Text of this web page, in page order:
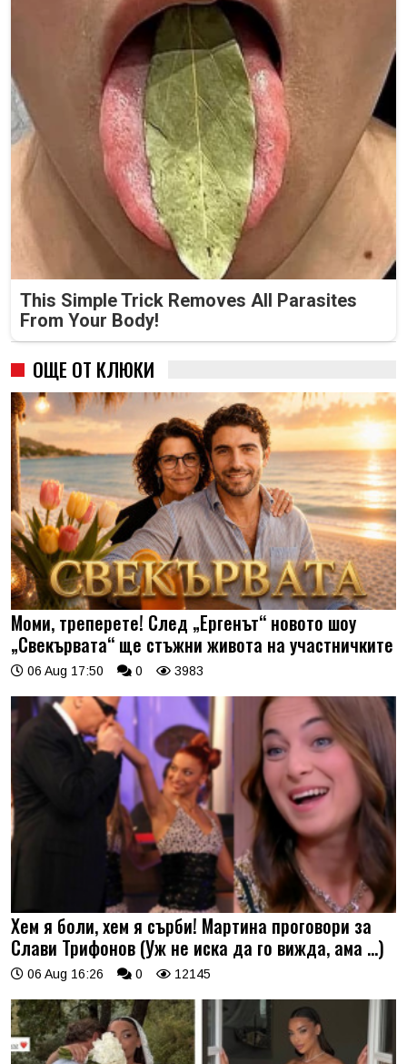
This Simple Trick Removes All Parasites
From Your Body!
ОЩЕ ОТ КЛЮКИ
Моми, треперете! След „Ергенът“ новото шоу
„Свекървата“ ще стъжни живота на участничките
06 Aug 17:50 0 3983
Хем я боли, хем я сърби! Мартина проговори за
Слави Трифонов (Уж не иска да го вижда, ама …)
06 Aug 16:26 0 12145